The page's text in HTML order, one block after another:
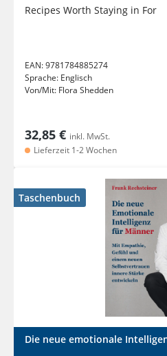
Recipes Worth Staying in For
EAN:9781784885274
Sprache: Englisch
Von/Mit: Flora Shedden
32,85 € inkl. MwSt.
Lieferzeit 1-2 Wochen
Taschenbuch
Die neue emotionale